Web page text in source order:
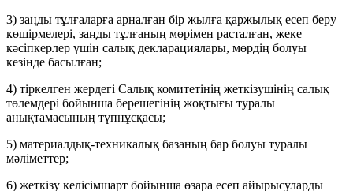
3) заңды тұлғаларға арналған бір жылға қаржылық есеп беру
көшірмелері, заңды тұлғаның мөрімен расталған, жеке
кәсіпкерлер үшін салық декларациялары, мөрдің болуы
кезінде басылған;
4) тіркелген жердегі Салық комитетінің жеткізушінің салық
төлемдері бойынша берешегінің жоқтығы туралы
анықтамасының түпнұсқасы;
5) материалдық-техникалық базаның бар болуы туралы
мәліметтер;
6) жеткізу келісімшарт бойынша өзара есеп айырысуларды